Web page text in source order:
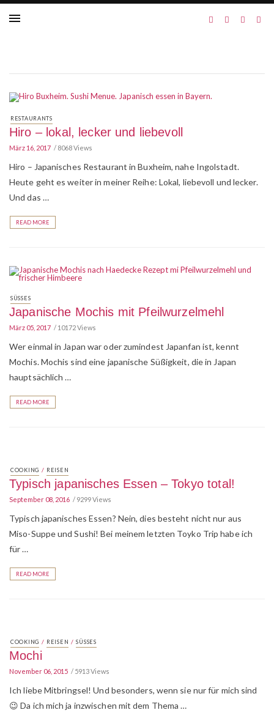
RESTAURANTS
Hiro – lokal, lecker und liebevoll
März 16, 2017 8068 Views
Hiro – Japanisches Restaurant in Buxheim, nahe Ingolstadt.
Heute geht es weiter in meiner Reihe: Lokal, liebevoll und lecker.
Und das …
READ MORE
SÜSSES
Japanische Mochis mit Pfeilwurzelmehl
März 05, 2017 10172 Views
Wer einmal in Japan war oder zumindest Japanfan ist, kennt
Mochis. Mochis sind eine japanische Süßigkeit, die in Japan
hauptsächlich …
READ MORE
COOKING / REISEN
Typisch japanisches Essen – Tokyo total!
September 08, 2016 9299 Views
Typisch japanisches Essen? Nein, dies besteht nicht nur aus
Miso-Suppe und Sushi! Bei meinem letzten Toyko Trip habe ich
für …
READ MORE
COOKING / REISEN / SÜSSES
Mochi
November 06, 2015 5913 Views
Ich liebe Mitbringsel! Und besonders, wenn sie nur für mich sind
😉 Da ich mich ja inzwischen mit dem Thema …